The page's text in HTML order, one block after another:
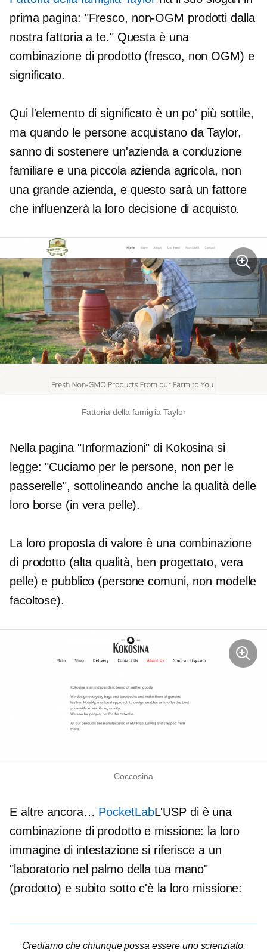
prima pagina: "Fresco, non-OGM prodotti dalla
nostra fattoria a te." Questa è una
combinazione di prodotto (fresco, non OGM) e
significato.
Qui l'elemento di significato è un po' più sottile,
ma quando le persone acquistano da Taylor,
sanno di sostenere un'azienda a conduzione
familiare e una piccola azienda agricola, non
una grande azienda, e questo sarà un fattore
che influenzerà la loro decisione di acquisto.
Fattoria della famiglia Taylor
Nella pagina "Informazioni" di Kokosina si
legge: "Cuciamo per le persone, non per le
passerelle", sottolineando anche la qualità delle
loro borse (in vera pelle).
La loro proposta di valore è una combinazione
di prodotto (alta qualità, ben progettato, vera
pelle) e pubblico (persone comuni, non modelle
facoltose).
Coccosina
E altre ancora… PocketLabL'USP di è una
combinazione di prodotto e missione: la loro
immagine di intestazione si riferisce a un
"laboratorio nel palmo della tua mano"
(prodotto) e subito sotto c'è la loro missione:
Crediamo che chiunque possa essere uno scienziato.